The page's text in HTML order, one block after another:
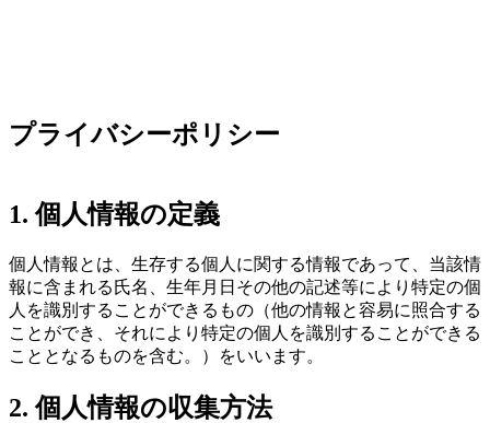
プライバシーポリシー
1. 個人情報の定義
個人情報とは、生存する個人に関する情報であって、当該情
報に含まれる氏名、生年月日その他の記述等により特定の個
人を識別することができるもの（他の情報と容易に照合する
ことができ、それにより特定の個人を識別することができる
こととなるものを含む。）をいいます。
2. 個人情報の収集方法